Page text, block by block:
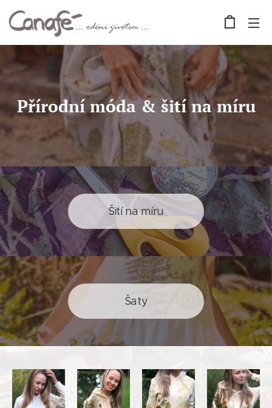
Přírodní móda & šití na míru
Šití na míru
Šaty